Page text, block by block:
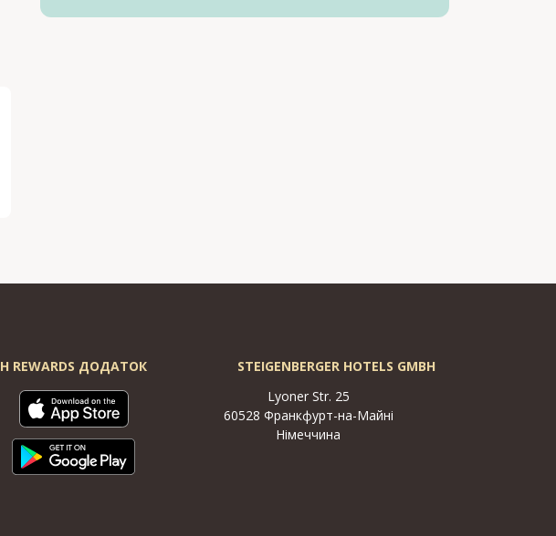
H REWARDS ДОДАТОК
STEIGENBERGER HOTELS GMBH
Lyoner Str. 25
60528 Франкфурт-на-Майні
Німеччина